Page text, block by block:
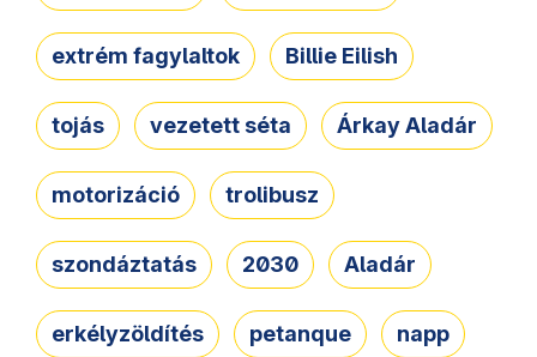
extrém fagylaltok Billie Eilish
tojás vezetett séta Árkay Aladár
motorizáció trolibusz
szondáztatás 2030 Aladár
erkélyzöldítés petanque napp